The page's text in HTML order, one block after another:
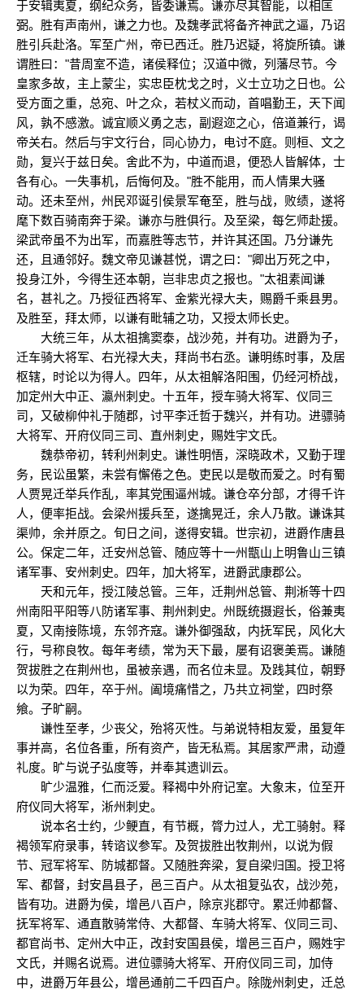
于安辑夷夏，纲纪众务，皆委谦焉。谦亦尽其智能，以相匡
弼。胜有声南州，谦之力也。及魏孝武将备齐神武之逼，乃诏
胜引兵赴洛。军至广州，帝已西迁。胜乃迟疑，将旋所镇。谦
谓胜曰："昔周室不造，诸侯释位；汉道中微，列藩尽节。今
皇家多故，主上蒙尘，实忠臣枕戈之时，义士立功之日也。公
受方面之重，总宛、叶之众，若杖义而动，首唱勤王，天下闻
风，孰不感激。诚宜顺义勇之志，副遐迩之心，倍道兼行，谒
帝关右。然后与宇文行台，同心协力，电讨不庭。则桓、文之
勋，复兴于兹日矣。舍此不为，中道而退，便恐人皆解体，士
各有心。一失事机，后悔何及。"胜不能用，而人情果大骚
动。还未至州，州民邓诞引侯景军奄至，胜与战，败绩，遂将
麾下数百骑南奔于梁。谦亦与胜俱行。及至梁，每乞师赴援。
梁武帝虽不为出军，而嘉胜等志节，并许其还国。乃分谦先
还，且通邻好。魏文帝见谦甚悦，谓之曰："卿出万死之中，
投身江外，今得生还本朝，岂非忠贞之报也。"太祖素闻谦
名，甚礼之。乃授征西将军、金紫光禄大夫，赐爵千乘县男。
及胜至，拜太师，以谦有毗辅之功，又授太师长史。
大统三年，从太祖擒窦泰，战沙苑，并有功。进爵为子，
迁车骑大将军、右光禄大夫，拜尚书右丞。谦明练时事，及居
枢辖，时论以为得人。四年，从太祖解洛阳围，仍经河桥战，
加定州大中正、瀛州刺史。十五年，授车骑大将军、仪同三
司，又破柳仲礼于随郡，讨平李迁哲于魏兴，并有功。进骠骑
大将军、开府仪同三司、直州刺史，赐姓宇文氏。
魏恭帝初，转利州刺史。谦性明悟，深晓政术，又勤于理
务，民讼虽繁，未尝有懈倦之色。吏民以是敬而爱之。时有蜀
人贾晃迁举兵作乱，率其党围逼州城。谦仓卒分部，才得千许
人，便率拒战。会梁州援兵至，遂擒晃迁，余人乃散。谦诛其
渠帅，余并原之。旬日之间，遂得安辑。世宗初，进爵作唐县
公。保定二年，迁安州总管、随应等十一州甑山上明鲁山三镇
诸军事、安州刺史。四年，加大将军，进爵武康郡公。
天和元年，授江陵总管。三年，迁荆州总管、荆淅等十四
州南阳平阳等八防诸军事、荆州刺史。州既统摄遐长，俗兼夷
夏，又南接陈境，东邻齐寇。谦外御强敌，内抚军民，风化大
行，号称良牧。每年考绩，常为天下最，屡有诏褒美焉。谦随
贺拔胜之在荆州也，虽被亲遇，而名位未显。及践其位，朝野
以为荣。四年，卒于州。阖境痛惜之，乃共立祠堂，四时祭
飨。子旷嗣。
谦性至孝，少丧父，殆将灭性。与弟说特相友爱，虽复年
事并高，名位各重，所有资产，皆无私焉。其居家严肃，动遵
礼度。旷与说子弘度等，并奉其遗训云。
旷少温雅，仁而泛爱。释褐中外府记室。大象末，位至开
府仪同大将军，淅州刺史。
说本名士约，少鲠直，有节概，膂力过人，尤工骑射。释
褐领军府录事，转谘议参军。及贺拔胜出牧荆州，以说为假
节、冠军将军、防城都督。又随胜奔梁，复自梁归国。授卫将
军、都督，封安昌县子，邑三百户。从太祖复弘农，战沙苑，
皆有功。进爵为侯，增邑八百户，除京兆郡守。累迁帅都督、
抚军将军、通直散骑常侍、大都督、车骑大将军、仪同三司、
都官尚书、定州大中正，改封安国县侯，增邑三百户，赐姓宇
文氏，并赐名说焉。进位骠骑大将军、开府仪同三司，加侍
中，进爵万年县公，增邑通前二千四百户。除陇州刺史，迁总